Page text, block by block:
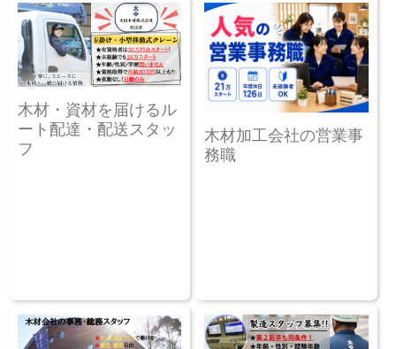
木材・資材を届けるル
ート配達・配送スタッ
フ
木材加工会社の営業事
務職